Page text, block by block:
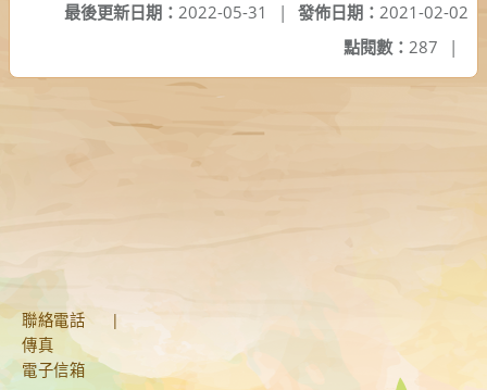
發佈日期： 2021-02-02
最後更新日期： 2022-05-31
|
點閱數： 287 |
聯絡電話
|
傳真
電子信箱